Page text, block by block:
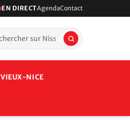
EN DIRECTAgendaContact
VIEUX-NICE